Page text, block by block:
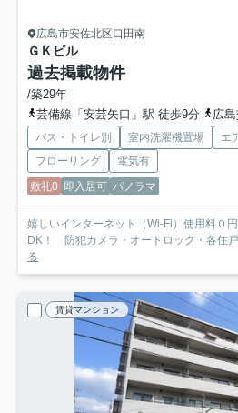
広島市安佐北区口田南
ＧＫビル
過去掲載物件
/築29年
芸備線「安芸矢口」駅 徒歩9分
広島交通
バス・トイレ別 室内洗濯機置場 エ
フローリング
電気有
敷礼0 即入居可 パノラマ
嬉しいインターネット（Wi-Fi）使用料０
DK！ 防犯カメラ・オートロック・各住
る
賃貸マンション